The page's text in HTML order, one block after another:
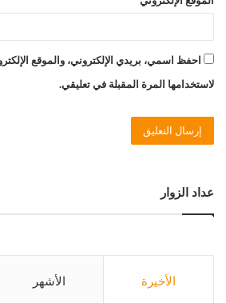
احفظ اسمي، بريدي الإلكتروني، والموقع
لاستخدامها المرة المقبلة في تعليقي.
عداد الزوار
الأخيرة الأشهر